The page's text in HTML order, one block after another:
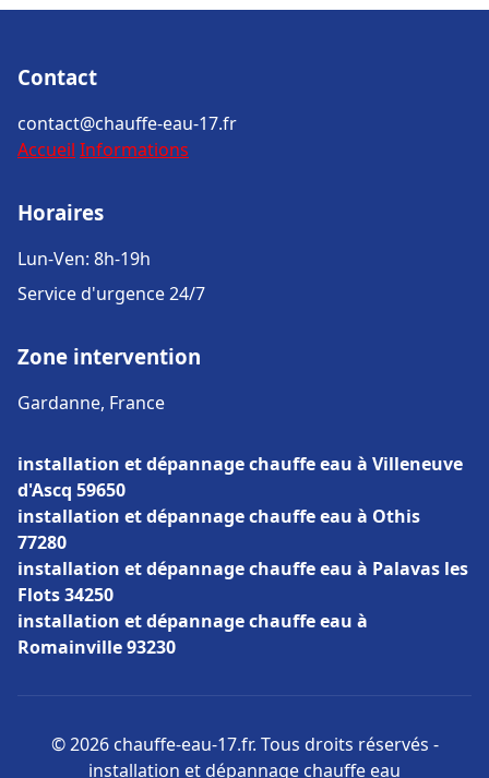
Contact
contact@chauffe-eau-17.fr
Accueil Informations
Horaires
Lun-Ven: 8h-19h
Service d'urgence 24/7
Zone intervention
Gardanne, France
installation et dépannage chauffe eau à Villeneuve
d'Ascq 59650
installation et dépannage chauffe eau à Othis
77280
installation et dépannage chauffe eau à Palavas les
Flots 34250
installation et dépannage chauffe eau à
Romainville 93230
© 2026 chauffe-eau-17.fr. Tous droits réservés -
installation et dépannage chauffe eau